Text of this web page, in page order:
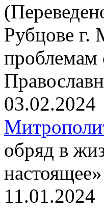
Рубцове г.
проблемам
03.02.2024
обряд в
настоящее»
11.01.2024